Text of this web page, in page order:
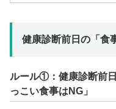
健康診断前日の「食
ルール①：健康診断前
っこい食事はNG」